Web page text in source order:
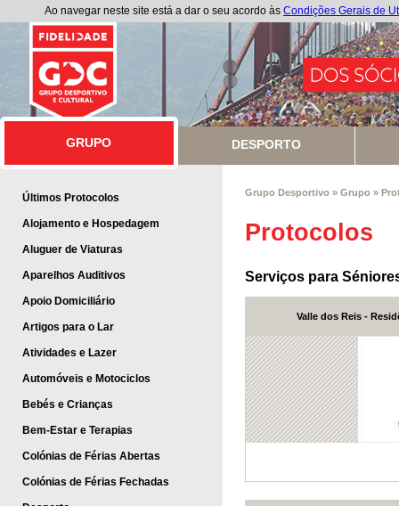
Ao navegar neste site está a dar o seu acordo às Condições Gerais de
GRUPO
GRUPO DESPORTO
Últimos Protocolos
Alojamento e Hospedagem
Aluguer de Viaturas
Aparelhos Auditivos
Apoio Domiciliário
Artigos para o Lar
Atividades e Lazer
Automóveis e Motociclos
Bebés e Crianças
Bem-Estar e Terapias
Colónias de Férias Abertas
Colónias de Férias Fechadas
Grupo Desportivo » Grupo »
Protocolos
Serviços para
Valle dos Reis -